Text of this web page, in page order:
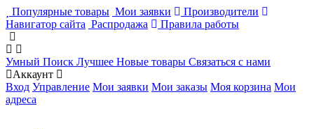
Популярные товары Мои заявки
Производители
Навигатор сайта Распродажа Правила работы
Умный Поиск Лучшее Новые товары Связаться с нами
Аккаунт
Вход Управление Мои заявки Мои заказы Моя корзина Мои
адреса